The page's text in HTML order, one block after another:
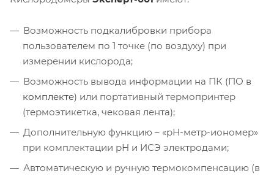
Возможность подкалибровки прибора
пользователем по 1 точке (по воздуху) при
измерении кислорода;
Возможность вывода информации на ПК (ПО в
комплекте) или портативный термопринтер
(термоэтикетка, чековая лента);
Дополнительную функцию – «рН-метр-иономер»
при комплектации рН и ИСЭ электродами;
Автоматическую и ручную термокомпенсацию (в